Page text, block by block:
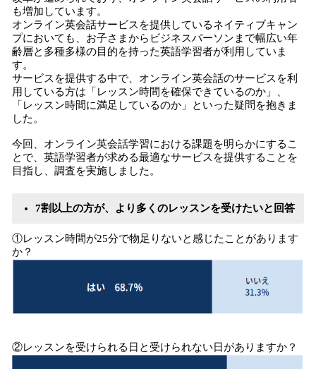
も増加しています。
オンライン英会話サービスを提供しているネイティブキャン
プにおいても、お子さまからビジネスパーソンまで幅広い年
齢層と多種多様の目的を持った英語学習者が利用していま
す。
サービスを提供する中で、オンライン英会話のサービスを利
用している方は「レッスン時間を確保できているのか」、
「レッスン時間に満足しているのか」といった疑問を抱きま
した。
今回、オンライン英会話学習における課題を明らかにするこ
とで、英語学習者が求める最適なサービスを提供することを
目指し、調査を実施しました。
7割以上の方が、より多くのレッスンを受けたいと回答
①レッスン時間が25分で物足りないと感じたことがあります
か？
②レッスンを受けられる日と受けられない日がありますか？